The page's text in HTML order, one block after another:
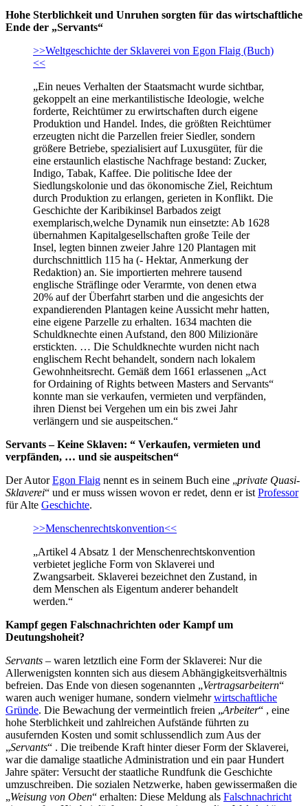
Hohe Sterblichkeit und Unruhen sorgten für das wirtschaftliche
Ende der „Servants“
>>Weltgeschichte der Sklaverei von Egon Flaig (Buch)
<<
„Ein neues Verhalten der Staatsmacht wurde sichtbar,
gekoppelt an eine merkantilistische Ideologie, welche
forderte, Reichtümer zu erwirtschaften durch eigene
Produktion und Handel. Indes, die größten Reichtümer
erzeugten nicht die Parzellen freier Siedler, sondern
größere Betriebe, spezialisiert auf Luxusgüter, für die
eine erstaunlich elastische Nachfrage bestand: Zucker,
Indigo, Tabak, Kaffee. Die politische Idee der
Siedlungskolonie und das ökonomische Ziel, Reichtum
durch Produktion zu erlangen, gerieten in Konflikt. Die
Geschichte der Karibikinsel Barbados zeigt
exemplarisch,welche Dynamik nun einsetzte: Ab 1628
übernahmen Kapitalgesellschaften große Teile der
Insel, legten binnen zweier Jahre 120 Plantagen mit
durchschnittlich 115 ha (- Hektar, Anmerkung der
Redaktion) an. Sie importierten mehrere tausend
englische Sträflinge oder Verarmte, von denen etwa
20% auf der Überfahrt starben und die angesichts der
expandierenden Plantagen keine Aussicht mehr hatten,
eine eigene Parzelle zu erhalten. 1634 machten die
Schuldknechte einen Aufstand, den 800 Milizionäre
erstickten. … Die Schuldknechte wurden nicht nach
englischem Recht behandelt, sondern nach lokalem
Gewohnheitsrecht. Gemäß dem 1661 erlassenen „Act
for Ordaining of Rights between Masters and Servants“
konnte man sie verkaufen, vermieten und verpfänden,
ihren Dienst bei Vergehen um ein bis zwei Jahr
verlängern und sie auspeitschen.“
Servants – Keine Sklaven: “ Verkaufen, vermieten und
verpfänden, … und sie auspeitschen“
Der AutorEgon Flaig nennt es in seinem Buch eine „private Quasi-
Sklaverei“ und er muss wissen wovon er redet, denn er ist Professor
für Alte Geschichte.
>>Menschenrechtskonvention<<
„Artikel 4 Absatz 1 der Menschenrechtskonvention
verbietet jegliche Form von Sklaverei und
Zwangsarbeit. Sklaverei bezeichnet den Zustand, in
dem Menschen als Eigentum anderer behandelt
werden.“
Kampf gegen Falschnachrichten oder Kampf um
Deutungshoheit?
Servants – waren letztlich eine Form der Sklaverei: Nur die
Allerwenigsten konnten sich aus diesem Abhängigkeitsverhältnis
befreien. Das Ende von diesen sogenannten „Vertragsarbeitern“
waren auch weniger humane, sondern vielmehrwirtschaftliche
Gründe. Die Bewachung der vermeintlich freien „Arbeiter“ , eine
hohe Sterblichkeit und zahlreichen Aufstände führten zu
ausufernden Kosten und somit schlussendlich zum Aus der
„Servants“ . Die treibende Kraft hinter dieser Form der Sklaverei,
war die damalige staatliche Administration und ein paar Hundert
Jahre später: Versucht der staatliche Rundfunk die Geschichte
umzuschreiben. Die sozialen Netzwerke, haben gewissermaßen die
„Weisung von Oben“ erhalten: Diese Meldung als Falschnachricht